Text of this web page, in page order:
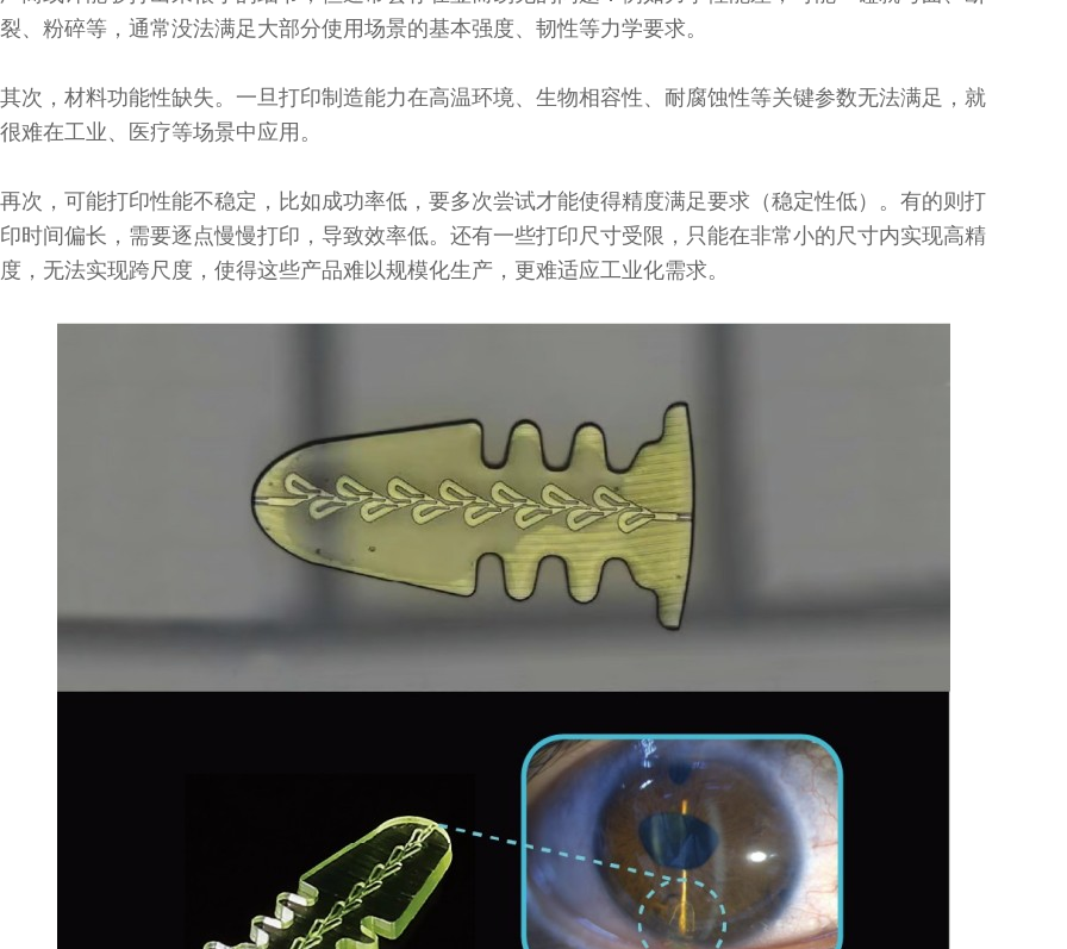
裂、粉碎等，通常没法满足大部分使用场景的基本强度、韧性等力学要求。
其次，材料功能性缺失。一旦打印制造能力在高温环境、生物相容性、耐腐蚀性等关键参数无法满足，就
很难在工业、医疗等场景中应用。
再次，可能打印性能不稳定，比如成功率低，要多次尝试才能使得精度满足要求（稳定性低）。有的则打
印时间偏长，需要逐点慢慢打印，导致效率低。还有一些打印尺寸受限，只能在非常小的尺寸内实现高精
度，无法实现跨尺度，使得这些产品难以规模化生产，更难适应工业化需求。